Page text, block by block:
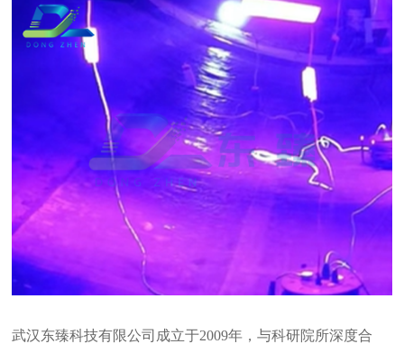
武汉东臻科技有限公司成立于2009年，与科研院所深度合